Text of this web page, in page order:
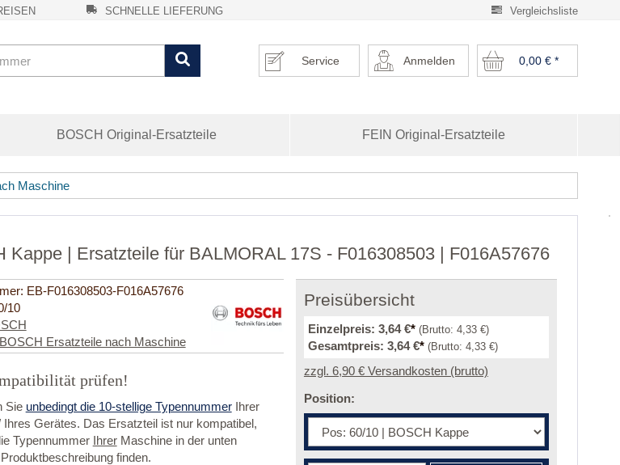
Vergleichsliste
SCHNELLE LIEFERUNG
0,00 €*
Anmelden
Service
BOSCH Original-Ersatzteile FEIN Original-Ersatzteile
Maschine
Kappe | Ersatzteile für BALMORAL 17S - F016308503 | F016A57676
EB-F016308503-F016A57676
10
BOSCH Ersatzteile nach Maschine
prüfen!
Sie unbedingt die 10-stellige TypennummerIhrer
Ihres Gerätes. Das Ersatzteil ist nur kompatibel,
Typennummer IhrerMaschine in der unten
finden.
Preisübersicht
Einzelpreis: 3,64 €* (Brutto: 4,33 €)
Gesamtpreis: 3,64 €* (Brutto: 4,33 €)
zzgl. 6,90 € Versandkosten (brutto)
Position: